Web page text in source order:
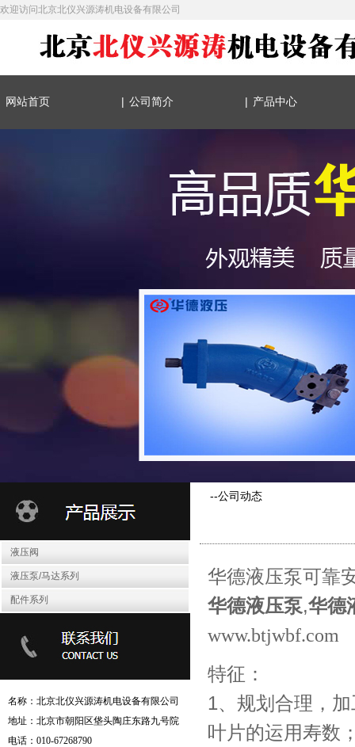
欢迎访问北京北仪兴源涛机电设备有限公司
网站首页 | 公司简介 | 产品中心
液压阀
液压泵/马达系列
配件系列
名称：北京北仪兴源涛机电设备有限公司
地址：北京市朝阳区垡头陶庄东路九号院
电话：010-67268790
--公司动态
华德液压泵可靠
华德液压泵,华德
www.btjwbf.com
特征：
1、规划合理，
叶片的运用寿数